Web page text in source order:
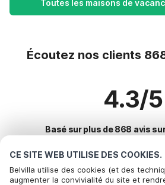
CE SITE WEB UTILISE DES COOKIES.
Belvilla utilise des cookies (et des
augmenter la convivialité du site et
Toutes les maisons de
Écoutez nos clients
4.3/5
Basé sur plus de 868 avis
Destinations les plus